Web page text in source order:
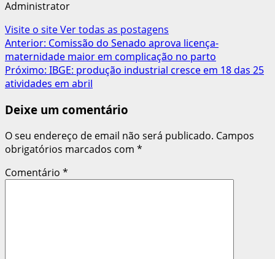
Administrator
Visite o siteVer todas as postagens
Navegação
de
artigos
Anterior: Comissão do Senado aprova licença-
maternidade maior em complicação no parto
Próximo: IBGE: produção industrial cresce em 18 das 25
atividades em abril
Deixe um comentário
O seu endereço de email não será publicado. Campos
obrigatórios marcados com *
Comentário *